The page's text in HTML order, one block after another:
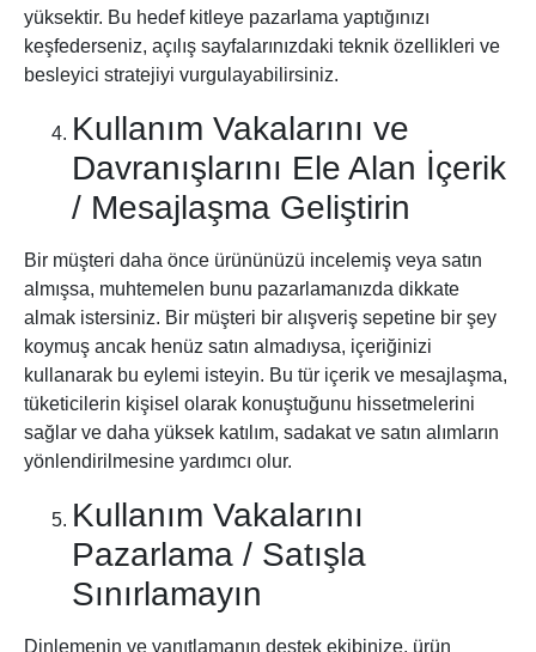
yüksektir. Bu hedef kitleye pazarlama yaptığınızı
keşfederseniz, açılış sayfalarınızdaki teknik özellikleri ve
besleyici stratejiyi vurgulayabilirsiniz.
Kullanım Vakalarını ve
Davranışlarını Ele Alan İçerik
/ Mesajlaşma Geliştirin
Bir müşteri daha önce ürününüzü incelemiş veya satın
almışsa, muhtemelen bunu pazarlamanızda dikkate
almak istersiniz. Bir müşteri bir alışveriş sepetine bir şey
koymuş ancak henüz satın almadıysa, içeriğinizi
kullanarak bu eylemi isteyin. Bu tür içerik ve mesajlaşma,
tüketicilerin kişisel olarak konuştuğunu hissetmelerini
sağlar ve daha yüksek katılım, sadakat ve satın alımların
yönlendirilmesine yardımcı olur.
Kullanım Vakalarını
Pazarlama / Satışla
Sınırlamayın
Dinlemenin ve yanıtlamanın destek ekibinize, ürün